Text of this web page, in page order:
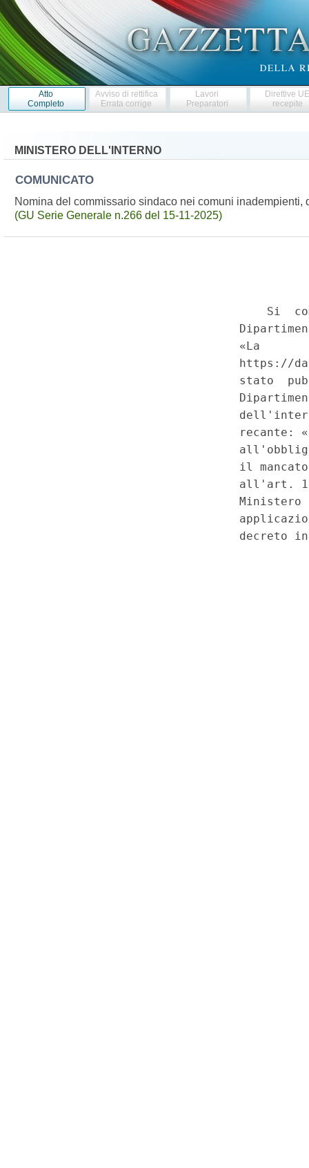
Atto
Completo
Avviso di rettifica
Errata corrige
Lavori
Preparatori
Direttive
recepite
MINISTERO DELL'INTERNO
COMUNICATO
Nomina del commissario sindaco nei comuni
(GU Serie Generale n.266 del 15-11-2025)